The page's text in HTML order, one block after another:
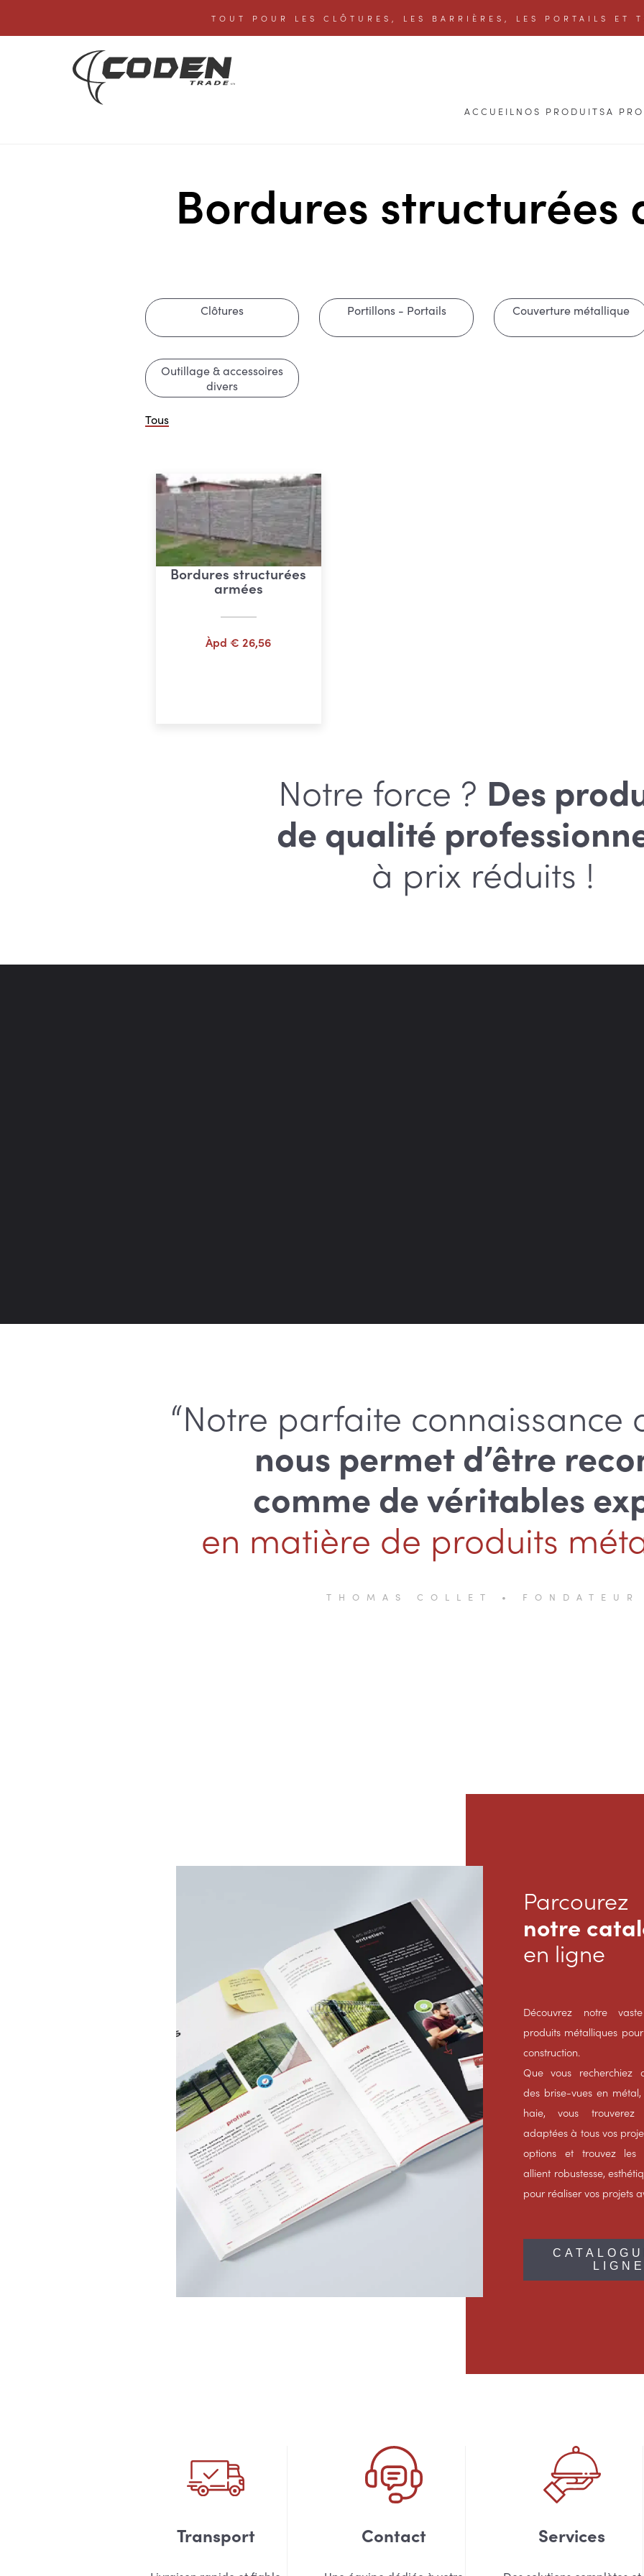
TOUT POUR LES CLÔTURES, LES BARRIÈRES, LES PORTAILS ET
ACCUEIL NOS PRODUITSA
Bordures structurées
Clôtures Portillons - Portails Couverture métallique
Outillage & accessoires
divers
Tous
Bordures structurées
armées
Àpd€ 26,56
Notre force ? Des
de qualité
à prix réduits !
“Notre parfaite connaissance
nous permet d’être
comme de véritables
en matière de produits
THOMAS COLLET • FONDATEUR
Parcourez
notre
en ligne
Découvrez notre
produits métalliques
construction.
Que vous recherchiez
des brise-vues en
haie, vous trouverez
adaptées à tous vos
options et trouvez les
allient robustesse,
pour réaliser vos projets
LIGNE
Transport Contact Services